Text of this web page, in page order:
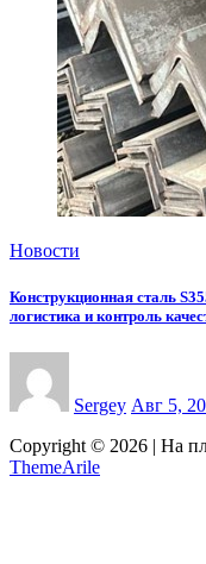
Новости
Конструкционная сталь
логистика и контроль
Sergey Авг 5,
Copyright © 2026 | На
ThemeArile